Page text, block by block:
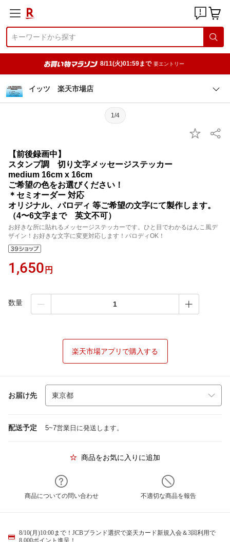
8/11(火)01:59まで 要エントリー
イッツ 楽天市場店
1/4
【前後録画中】
スタンプ調 切り文字メッセージステッカー
medium 16cm x 16cm
ご希望の色をお選びください！
＊セミオーダー 対応
オリジナル、パロディ 等ご希望の文字にて製作します。
（4〜6文字まで 英文不可）
お好きな所に貼れるメッセージステッカーです。ひと目でわかるはんこ風デ
ザイン！お好きな文字に変更対応します！パロディOK！
1,650 円
数量
楽天市場アプリで購入する
お届け先
配送予定 5~7営業日に発送します。
商品をお気に入りに追加
商品についての問い合わせ 不適切な商品を報告
8/10(月)10:00まで！JCBブランド選択で楽天カード新規入会＆3回利用で
8,000ポイント進呈！